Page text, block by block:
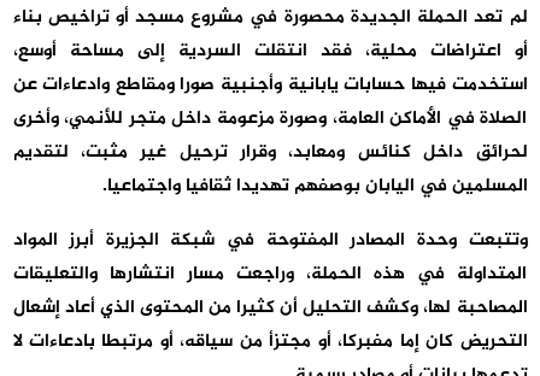
لم تعد الحملة الجديدة محصورة في مشروع مسجد أو تراخيص بناء
أو اعتراضات محلية، فقد انتقلت السردية إلى مساحة أوسع،
استخدمت فيها حسابات يابانية وأجنبية صورا ومقاطع وادعاءات عن
الصلاة في الأماكن العامة، وصورة مزعومة داخل متجر للأنمي، وأخرى
لحرائق داخل كنائس ومعابد، وقرار ترحيل غير مثبت، لتقديم
المسلمين في اليابان بوصفهم تهديدا ثقافيا واجتماعيا.
وتتبعت وحدة المصادر المفتوحة في شبكة الجزيرة أبرز المواد
المتداولة في هذه الحملة، وراجعت مسار انتشارها والتعليقات
المصاحبة لها، وكشف التحليل أن كثيرا من المحتوى الذي أعاد إشعال
التحريض كان إما مفبركا، أو مجتزأ من سياقه، أو مرتبطا بادعاءات لا